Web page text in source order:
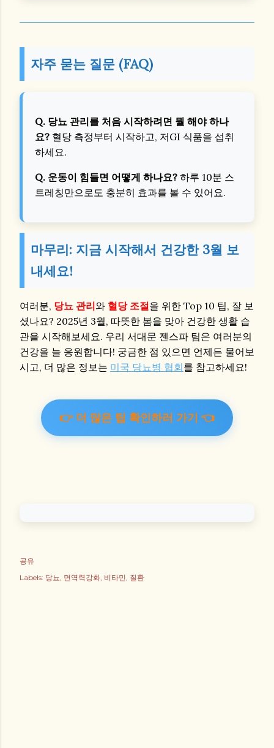
자주 묻는 질문 (FAQ)
Q. 당뇨 관리를 처음 시작하려면 뭘 해야 하나
요? 혈당 측정부터 시작하고, 저GI 식품을 섭취
하세요.
Q. 운동이 힘들면 어떻게 하나요? 하루 10분 스
트레칭만으로도 충분히 효과를 볼 수 있어요.
마무리: 지금 시작해서 건강한 3월 보
내세요!
여러분, 당뇨 관리와 혈당 조절을 위한 Top 10 팁, 잘 보
셨나요? 2025년 3월, 따뜻한 봄을 맞아 건강한 생활 습
관을 시작해보세요. 우리 서대문 젠스파 팀은 여러분의
건강을 늘 응원합니다! 궁금한 점 있으면 언제든 물어보
시고, 더 많은 정보는 미국 당뇨병 협회를 참고하세요!
👉 더 많은 팁 확인하러 가기 👈
공유
Labels: 당뇨 면역력강화 비타민 질환